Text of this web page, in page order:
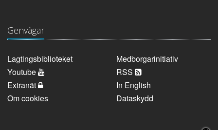
Genvägar
Lagtingsbiblioteket
Medborgarinitiativ
Youtube
RSS
Extranät
In English
Om cookies
Dataskydd